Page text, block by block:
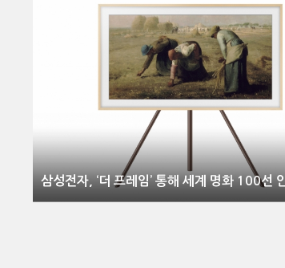
삼성전자, ‘더 프레임’ 통해 세계 명화 100선